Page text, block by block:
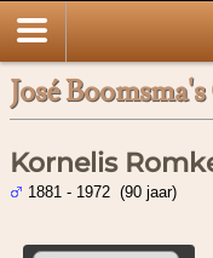
José
Kornelis
1881 - 1972 (90 jaar)